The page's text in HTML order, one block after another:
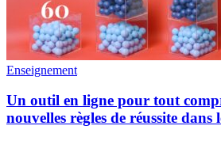
Enseignement
Un outil en ligne pour tout
nouvelles règles de réussite dans